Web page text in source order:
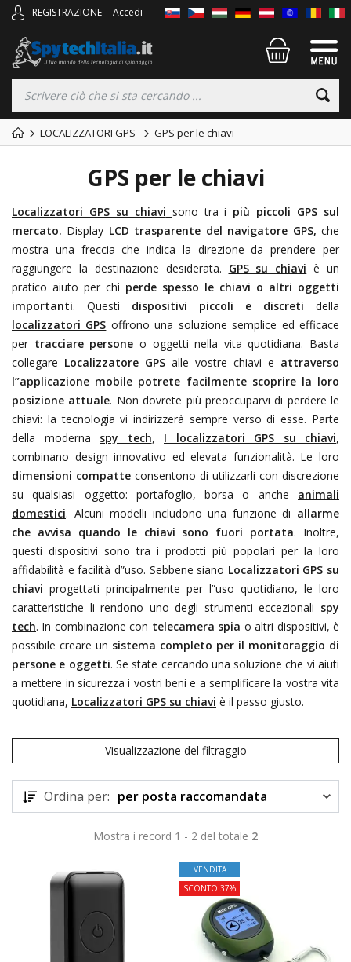
REGISTRAZIONE Accedi
LOCALIZZATORI GPS GPS per le chiavi
GPS per le chiavi
Localizzatori GPS su chiavi sono tra i più piccoli GPS sul
mercato. Display LCD trasparente del navigatore GPS, che
mostra una freccia che indica la direzione da prendere per
raggiungere la destinazione desiderata. GPS su chiavi è un
pratico aiuto per chi perde spesso le chiavi o altri oggetti
importanti. Questi dispositivi piccoli e discreti della
localizzatori GPS offrono una soluzione semplice ed efficace
per tracciare persone o oggetti nella vita quotidiana. Basta
collegare Localizzatore GPS alle vostre chiavi e attraverso
l”applicazione mobile potrete facilmente scoprire la loro
posizione attuale. Non dovrete più preoccuparvi di perdere le
chiavi: la tecnologia vi indirizzerà sempre verso di esse. Parte
della moderna spy tech, I localizzatori GPS su chiavi,
combinano design innovativo ed elevata funzionalità. Le loro
dimensioni compatte consentono di utilizzarli con discrezione
su qualsiasi oggetto: portafoglio, borsa o anche animali
domestici. Alcuni modelli includono una funzione di allarme
che avvisa quando le chiavi sono fuori portata. Inoltre,
questi dispositivi sono tra i prodotti più popolari per la loro
affidabilità e facilità d”uso. Sebbene siano Localizzatori GPS su
chiavi progettati principalmente per l”uso quotidiano, le loro
caratteristiche li rendono uno degli strumenti eccezionali spy
tech. In combinazione con telecamera spia o altri dispositivi, è
possibile creare un sistema completo per il monitoraggio di
persone e oggetti. Se state cercando una soluzione che vi aiuti
a mettere in sicurezza i vostri beni e a semplificare la vostra vita
quotidiana, Localizzatori GPS su chiavi è il passo giusto.
Visualizzazione del filtraggio
Ordina per: per posta raccomandata
Mostra i record 1 - 2 del totale 2
VENDITA
SCONTO 37%